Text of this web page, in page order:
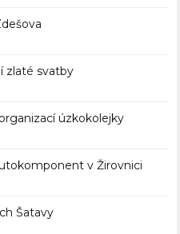
zlaté svatby
úzkokolejky
v Žirovnici
Šatavy